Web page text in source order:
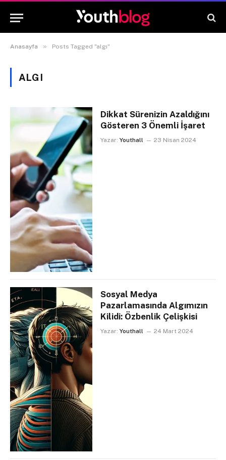
Anasayfa » Posts Tagged "algı"
ALGI
Dikkat Sürenizin Azaldığını
Gösteren 3 Önemli İşaret
Yazar: Youthall 23 Nisan 2024
Sosyal Medya
Pazarlamasında Algımızın
Kilidi: Özbenlik Çelişkisi
Yazar: Youthall 24 Mart 2024